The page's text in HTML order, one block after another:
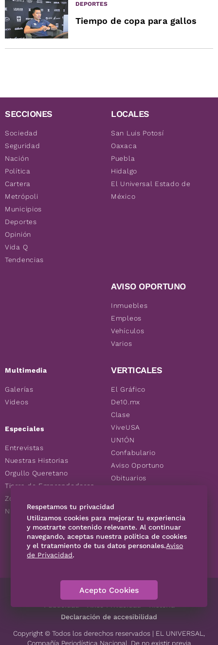
DEPORTES
Tiempo de copa para gallos
SECCIONES
Sociedad
Seguridad
Nación
Política
Cartera
Metrópoli
Municipios
Deportes
Opinión
Vida Q
Tendencias
Multimedia
Galerías
Videos
Especiales
Entrevistas
Nuestras Historias
Orgullo Queretano
Tierra de Emprendedores
Zoociales
Nuevos Queretanos
LOCALES
San Luis Potosí
Oaxaca
Puebla
Hidalgo
El Universal Estado de
México
AVISO OPORTUNO
Inmuebles
Empleos
Vehículos
Varios
VERTICALES
El Gráfico
De10.mx
Clase
ViveUSA
UN1ÓN
Confabulario
Aviso Oportuno
Obituarios
Consultas
SÍGUENOS
Contáctanos Código de Ética
Publicidad
Aviso Privacidad
Historia
Declaración de accesibilidad
Copyright © Todos los derechos reservados | EL UNIVERSAL,
Compañía Periodística Nacional. De no existir previa
Respetamos tu privacidad
Utilizamos cookies para mejorar tu experiencia
y mostrarte contenido relevante. Al continuar
navegando, aceptas nuestra política de cookies
y el tratamiento de tus datos personales.Aviso
de Privacidad.
Acepto Cookies